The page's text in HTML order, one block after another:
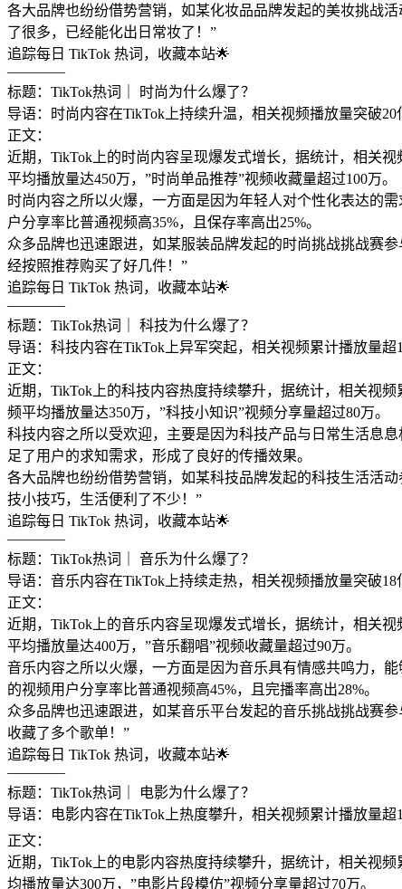
各大品牌也纷纷借势营销，如某化妆品品牌发起的美妆挑战
了很多，已经能化出日常妆了！”
追踪每日 TikTok 热词，收藏本站🌟
————
标题：TikTok热词｜ 时尚为什么爆了？
导语：时尚内容在TikTok上持续升温，相关视频播放量突破20
正文：
近期，TikTok上的时尚内容呈现爆发式增长，据统计，相关
平均播放量达450万，”时尚单品推荐”视频收藏量超过100万。
时尚内容之所以火爆，一方面是因为年轻人对个性化表达的
户分享率比普通视频高35%，且保存率高出25%。
众多品牌也迅速跟进，如某服装品牌发起的时尚挑战挑战赛
经按照推荐购买了好几件！”
追踪每日 TikTok 热词，收藏本站🌟
————
标题：TikTok热词｜ 科技为什么爆了？
导语：科技内容在TikTok上异军突起，相关视频累计播放量超
正文：
近期，TikTok上的科技内容热度持续攀升，据统计，相关视
频平均播放量达350万，”科技小知识”视频分享量超过80万。
科技内容之所以受欢迎，主要是因为科技产品与日常生活息
足了用户的求知需求，形成了良好的传播效果。
各大品牌也纷纷借势营销，如某科技品牌发起的科技生活活
技小技巧，生活便利了不少！”
追踪每日 TikTok 热词，收藏本站🌟
————
标题：TikTok热词｜ 音乐为什么爆了？
导语：音乐内容在TikTok上持续走热，相关视频播放量突破18
正文：
近期，TikTok上的音乐内容呈现爆发式增长，据统计，相关
平均播放量达400万，”音乐翻唱”视频收藏量超过90万。
音乐内容之所以火爆，一方面是因为音乐具有情感共鸣力，
的视频用户分享率比普通视频高45%，且完播率高出28%。
众多品牌也迅速跟进，如某音乐平台发起的音乐挑战挑战赛
收藏了多个歌单！”
追踪每日 TikTok 热词，收藏本站🌟
————
标题：TikTok热词｜ 电影为什么爆了？
导语：电影内容在TikTok上热度攀升，相关视频累计播放量超
正文：
近期，TikTok上的电影内容热度持续攀升，据统计，相关视
均播放量达300万，”电影片段模仿”视频分享量超过70万。